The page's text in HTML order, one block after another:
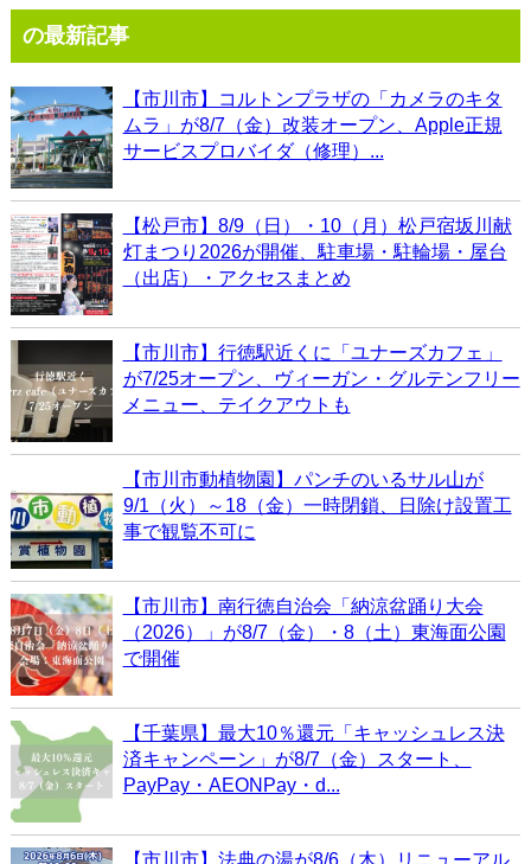
の最新記事
【市川市】コルトンプラザの「カメラのキタ
ムラ」が8/7（金）改装オープン、Apple正規
サービスプロバイダ（修理）...
【松戸市】8/9（日）・10（月）松戸宿坂川献
灯まつり2026が開催、駐車場・駐輪場・屋台
（出店）・アクセスまとめ
【市川市】行徳駅近くに「ユナーズカフェ」
が7/25オープン、ヴィーガン・グルテンフリー
メニュー、テイクアウトも
【市川市動植物園】パンチのいるサル山が
9/1（火）～18（金）一時閉鎖、日除け設置工
事で観覧不可に
【市川市】南行徳自治会「納涼盆踊り大会
（2026）」が8/7（金）・8（土）東海面公園
で開催
【千葉県】最大10％還元「キャッシュレス決
済キャンペーン」が8/7（金）スタート、
PayPay・AEONPay・d...
【市川市】法典の湯が8/6（木）リニューアル